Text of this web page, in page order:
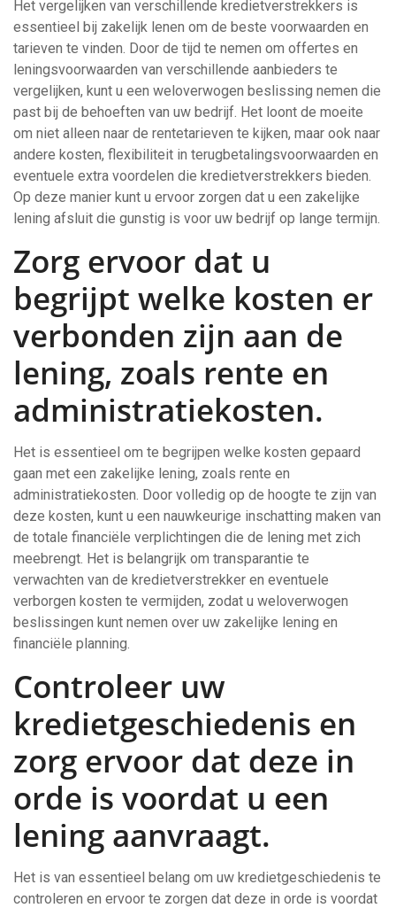
Het vergelijken van verschillende kredietverstrekkers is
essentieel bij zakelijk lenen om de beste voorwaarden en
tarieven te vinden. Door de tijd te nemen om offertes en
leningsvoorwaarden van verschillende aanbieders te
vergelijken, kunt u een weloverwogen beslissing nemen die
past bij de behoeften van uw bedrijf. Het loont de moeite
om niet alleen naar de rentetarieven te kijken, maar ook naar
andere kosten, flexibiliteit in terugbetalingsvoorwaarden en
eventuele extra voordelen die kredietverstrekkers bieden.
Op deze manier kunt u ervoor zorgen dat u een zakelijke
lening afsluit die gunstig is voor uw bedrijf op lange termijn.
Zorg ervoor dat u
begrijpt welke kosten er
verbonden zijn aan de
lening, zoals rente en
administratiekosten.
Het is essentieel om te begrijpen welke kosten gepaard
gaan met een zakelijke lening, zoals rente en
administratiekosten. Door volledig op de hoogte te zijn van
deze kosten, kunt u een nauwkeurige inschatting maken van
de totale financiële verplichtingen die de lening met zich
meebrengt. Het is belangrijk om transparantie te
verwachten van de kredietverstrekker en eventuele
verborgen kosten te vermijden, zodat u weloverwogen
beslissingen kunt nemen over uw zakelijke lening en
financiële planning.
Controleer uw
kredietgeschiedenis en
zorg ervoor dat deze in
orde is voordat u een
lening aanvraagt.
Het is van essentieel belang om uw kredietgeschiedenis te
controleren en ervoor te zorgen dat deze in orde is voordat